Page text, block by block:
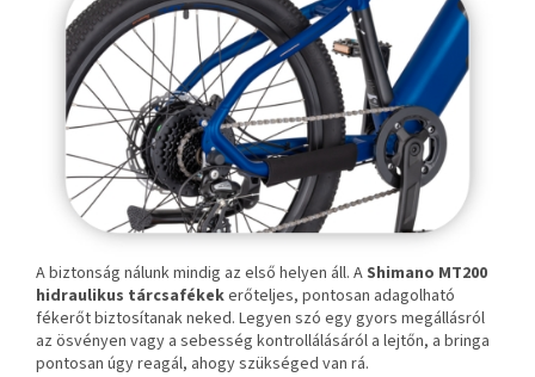
A biztonság nálunk mindig az első helyen áll. AShimano MT200
hidraulikus tárcsafékekerőteljes, pontosan adagolható
fékerőt biztosítanak neked. Legyen szó egy gyors megállásról
az ösvényen vagy a sebesség kontrollálásáról a lejtőn, a bringa
pontosan úgy reagál, ahogy szükséged van rá.